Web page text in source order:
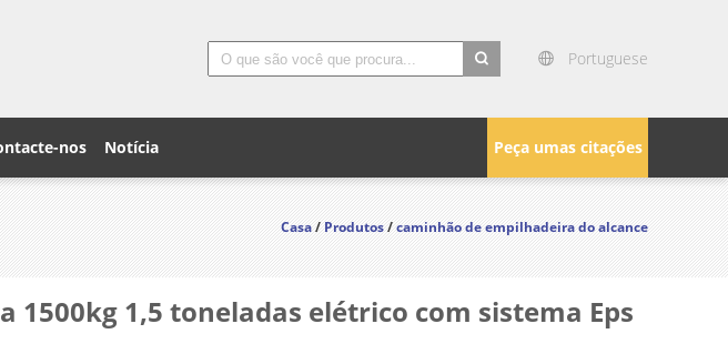
Portuguese
Peça umas citações
nos Notícia
Casa/Produtos/caminhão de empilhadeira do alcance
1,5 toneladas elétrico com sistema Eps